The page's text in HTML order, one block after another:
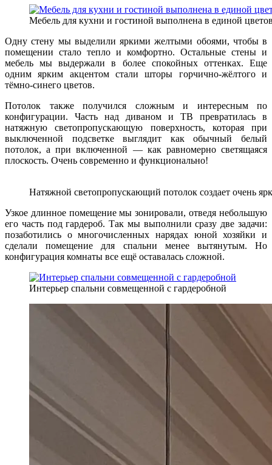
Мебель для кухни и гостиной выполнена в единой
Одну стену мы выделили яркими желтыми обоями, чтобы в
помещении стало тепло и комфортно. Остальные стены и
мебель мы выдержали в более спокойных оттенках. Еще
одним ярким акцентом стали шторы горчично-жёлтого и
тёмно-синего цветов.
Потолок также получился сложным и интересным по
конфигурации. Часть над диваном и ТВ превратилась в
натяжную светопропускающую поверхность, которая при
выключенной подсветке выглядит как обычный белый
потолок, а при включенной — как равномерно светящаяся
плоскость. Очень современно и функционально!
Натяжной светопропускающий потолок создает очень
Узкое длинное помещение мы зонировали, отведя небольшую
его часть под гардероб. Так мы выполнили сразу две задачи:
позаботились о многочисленных нарядах юной хозяйки и
сделали помещение для спальни менее вытянутым. Но
конфигурация комнаты все ещё оставалась сложной.
Интерьер спальни совмещенной с гардеробной